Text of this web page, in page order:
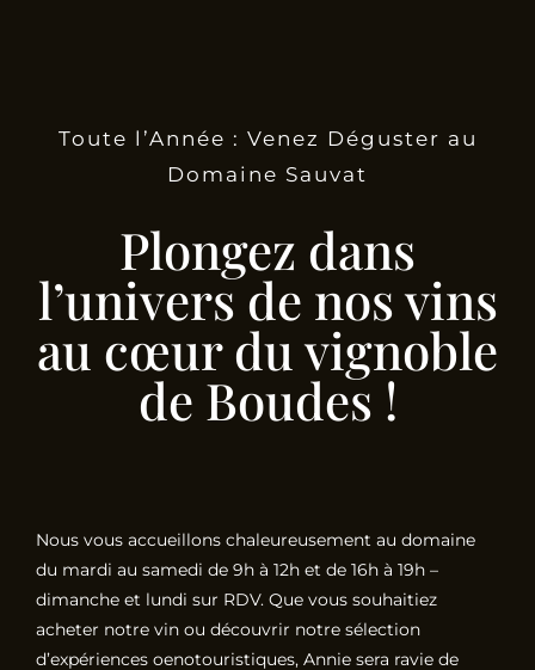
Toute l’Année : Venez Déguster au
Domaine Sauvat
Plongez dans
l’univers de nos vins
au cœur du vignoble
de Boudes !
Nous vous accueillons chaleureusement au domaine
du mardi au samedi de 9h à 12h et de 16h à 19h –
dimanche et lundi sur RDV. Que vous souhaitiez
acheter notre vin ou découvrir notre sélection
d’expériences oenotouristiques, Annie sera ravie de